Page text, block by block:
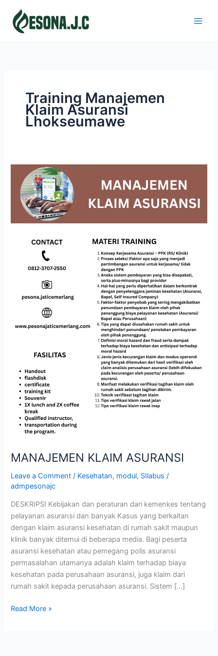
content
Training Manajemen
Klaim Asuransi
Lhokseumawe
MANAJEMEN KLAIM ASURANSI
Leave a Comment / Kesehatan, modul, SIlabus /
admpesonajc
DESKRIPSI Kebijakan dan peraturan dari kemenkes tentang
pelayanan asuransi dan banyak Kasus yang berkaitan
dengan klaim asuransi kesehatan di rumah sakit maupun
klinik banyak ditemui di beberapa media. Bagi peserta
asuransi kesehatan atau pemegang polis asuransi
permasalahan utamanya adalah klaim terhadap biaya
kesehatan pada perusahaan asuransi, juga klaim dari
rumah sakit kepada perusahaan asuransi. Sistem […]
MANAJEMEN
KLAIM
ASURANSI
Read More »